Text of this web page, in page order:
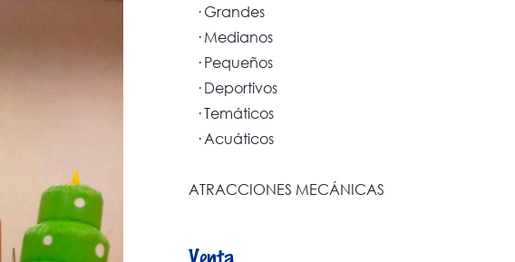
· Grandes
· Medianos
· Pequeños
· Deportivos
· Temáticos
· Acuáticos
ATRACCIONES MECÁNICAS
Venta